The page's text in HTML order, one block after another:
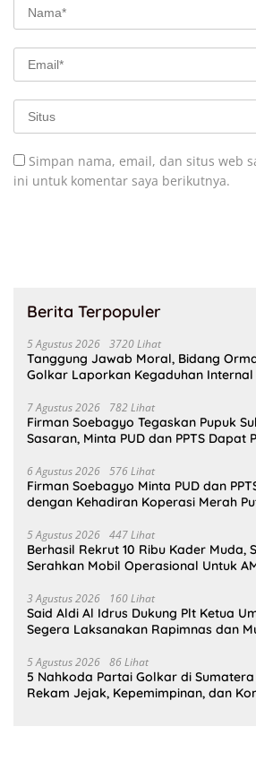
Simpan nama, email, dan situs web
ini untuk komentar saya berikutnya.
Berita Terpopuler
5 Agustus 2026 3720 Lihat
Tanggung Jawab Moral, Bidang
Golkar Laporkan Kegaduhan Internal
7 Agustus 2026 782 Lihat
Firman Soebagyo Tegaskan Pupuk
Sasaran, Minta PUD dan PPTS Dapat
6 Agustus 2026 576 Lihat
Firman Soebagyo Minta PUD dan
dengan Kehadiran Koperasi Merah
5 Agustus 2026 447 Lihat
Berhasil Rekrut 10 Ribu Kader Muda,
Serahkan Mobil Operasional Untuk
3 Agustus 2026 160 Lihat
Said Aldi Al Idrus Dukung Plt Ketua
Segera Laksanakan Rapimnas dan
5 Agustus 2026 86 Lihat
5 Nahkoda Partai Golkar di
Rekam Jejak, Kepemimpinan, dan